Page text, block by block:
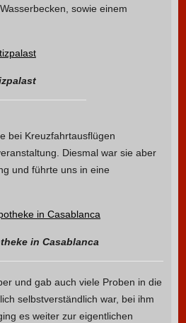
sowie einem
bei Kreuzfahrtausflügen
Diesmal war sie aber
und führte uns in eine
in Casablanca
und gab auch viele Proben in die
selbstverständlich war, bei ihm
es weiter zur eigentlichen